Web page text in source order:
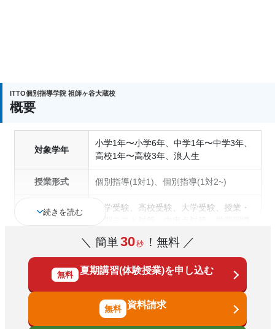
等）
入会金半額免除
※ご入会手続きの際、会員証をご提示ください。
ITTO個別指導学院 祖師ヶ谷大蔵校
概要
対象学年
小学1年〜小学6年、中学1年〜中学3年、
高校1年〜高校3年、浪人生
授業形式 個別指導(1対1)、個別指導(1対2~)
中学受験、高校受験、大学受験、授業・
検定)対策、英語・英会話特化対策
塾の特徴
1科目から受講可能、季節講習のみの受
国語、算数、数学、理科、社会、英語
続きを読む
＼ 簡単30秒 ！無料 ／
無料 夏期講習(体験授業)を申し込む
資料請求